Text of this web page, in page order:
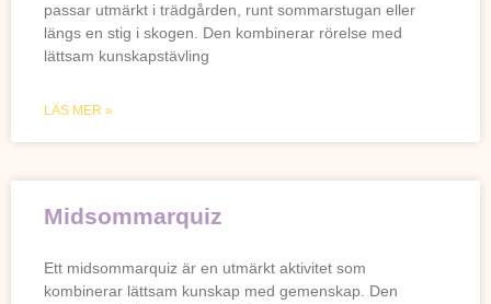
passar utmärkt i trädgården, runt sommarstugan eller
längs en stig i skogen. Den kombinerar rörelse med
lättsam kunskapstävling
LÄS MER »
Midsommarquiz
Ett midsommarquiz är en utmärkt aktivitet som
kombinerar lättsam kunskap med gemenskap. Den